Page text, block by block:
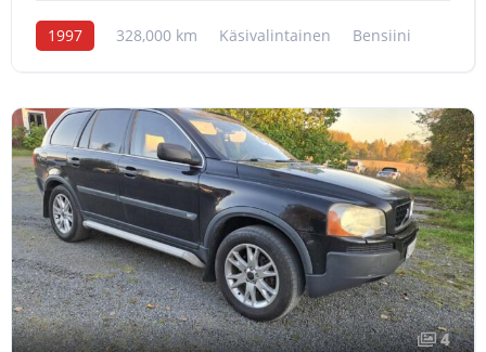
1997 328,000 km Käsivalintainen Bensiini
4